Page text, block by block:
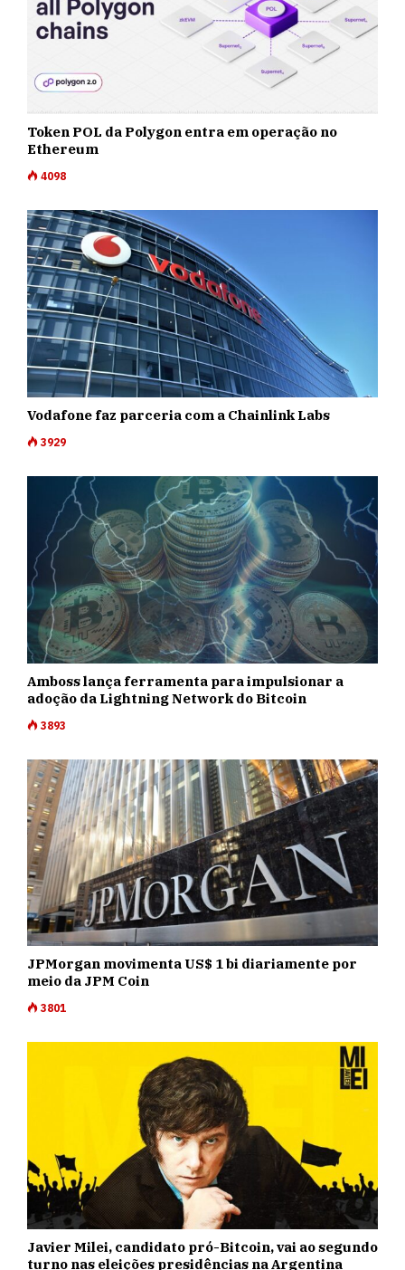
Token POL da Polygon entra em operação no
Ethereum
4098
Vodafone faz parceria com a Chainlink Labs
3929
Amboss lança ferramenta para impulsionar a
adoção da Lightning Network do Bitcoin
3893
JPMorgan movimenta US$ 1 bi diariamente por
meio da JPM Coin
3801
Javier Milei, candidato pró-Bitcoin, vai ao segundo
turno nas eleições presidências na Argentina